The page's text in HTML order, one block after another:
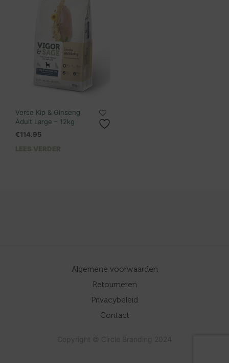
Verse Kip & Ginseng
Adult Large – 12kg
€114.95
LEES VERDER
Algemene voorwaarden
Retourneren
Privacybeleid
Contact